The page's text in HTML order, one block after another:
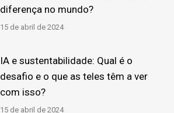
diferença no mundo?
15 de abril de 2024
IA e sustentabilidade: Qual é o
desafio e o que as teles têm a ver
com isso?
15 de abril de 2024